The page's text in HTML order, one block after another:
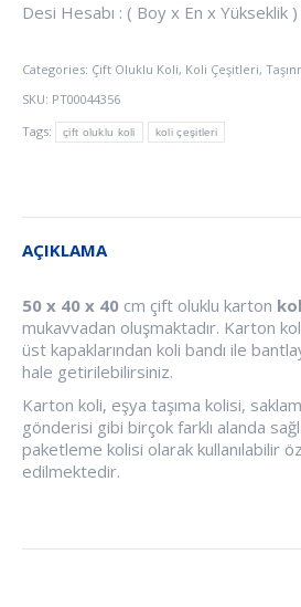
Desi Hesabı : ( Boy x En x Yükseklik
Categories: Çift Oluklu Koli, Koli Çeşitleri,
SKU: PT00044356
Tags:
çift oluklu koli koli çeşitleri
AÇIKLAMA
50 x 40 x 40 cm çift oluklu karton
mukavvadan oluşmaktadır. Karton
üst kapaklarından koli bandı ile
hale getirilebilirsiniz.
Karton koli, eşya taşıma kolisi,
gönderisi gibi birçok farklı alanda
paketleme kolisi olarak kullanılabilir
edilmektedir.